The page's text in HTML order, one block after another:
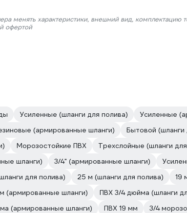
менять характеристики, внешний вид, комплектацию
офертой
Усиленные (шланги для полива) Усиленные
(армированные шланги) Бытовой (шланги
Морозостойкие ПВХ Трехслойные (шланги
шланги) 3/4" (армированные шланги)
для полива) 25 м (шланги для полива)
19
(армированные шланги) ПВХ 3/4 дюйма (шланги
(армированные шланги) ПВХ 19 мм 3/4